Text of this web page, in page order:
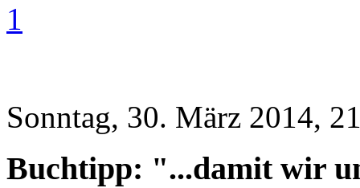
1
Sonntag, 30. März 2014,
Buchtipp: "...damit wir